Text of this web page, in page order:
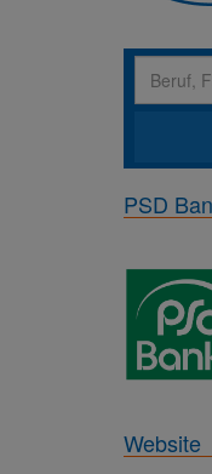
PSD
Website